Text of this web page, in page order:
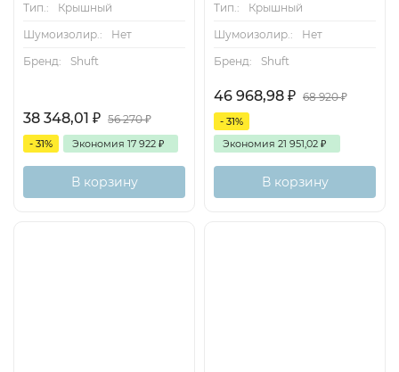
Тип.:
Крышный
Шумоизолир.:
Нет
Бренд:
Shuft
38 348,01 ₽ 56 270₽
- 31% Экономия 17 922 ₽
В корзину
Тип.:
Крышный
Шумоизолир.:
Нет
Бренд:
Shuft
46 968,98 ₽ 68 920₽
- 31%
Экономия 21 951,02 ₽
В корзину